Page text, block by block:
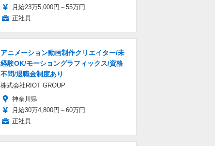
月給23万5,000円～55万円
正社員
アニメーション動画制作クリエイター/未
経験OK/モーショングラフィックス/資格
不問/退職金制度あり
株式会社RIOT GROUP
神奈川県
月給30万4,800円～60万円
正社員